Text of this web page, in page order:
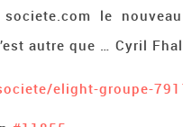
le
autre que … Cyril
elight-groupe-